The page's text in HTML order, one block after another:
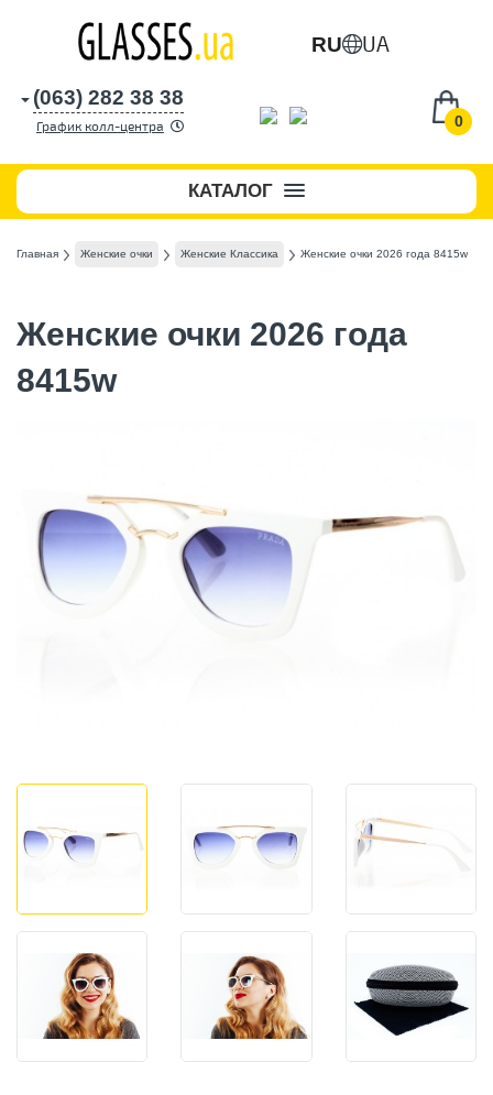
RU UA
0
(063) 282 38 38
График колл-центра
КАТАЛОГ
Главная Женские очки Женские Классика Женские очки 2026 года 8415w
Женские очки 2026 года
8415w